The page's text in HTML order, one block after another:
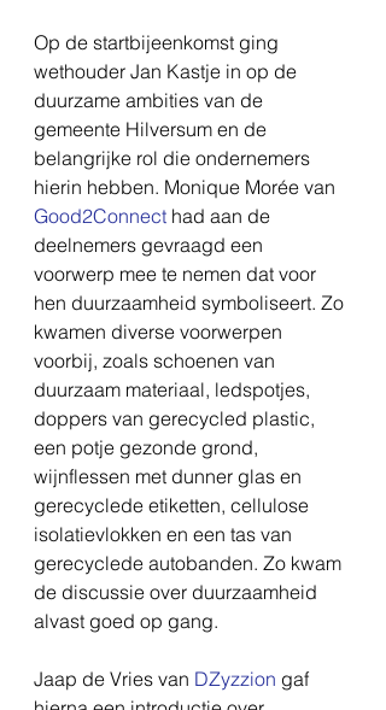
Op de startbijeenkomst ging
wethouder Jan Kastje in op de
duurzame ambities van de
gemeente Hilversum en de
belangrijke rol die ondernemers
hierin hebben. Monique Morée van
Good2Connect had aan de
deelnemers gevraagd een
voorwerp mee te nemen dat voor
hen duurzaamheid symboliseert. Zo
kwamen diverse voorwerpen
voorbij, zoals schoenen van
duurzaam materiaal, ledspotjes,
doppers van gerecycled plastic,
een potje gezonde grond,
wijnflessen met dunner glas en
gerecyclede etiketten, cellulose
isolatievlokken en een tas van
gerecyclede autobanden. Zo kwam
de discussie over duurzaamheid
alvast goed op gang.
Jaap de Vries van DZyzzion gaf